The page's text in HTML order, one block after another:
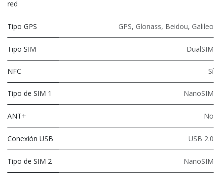
red
Tipo GPS GPS, Glonass, Beidou, Galileo
Tipo SIM DualSIM
NFC Sí
Tipo de SIM 1 NanoSIM
ANT+ No
Conexión USB USB 2.0
Tipo de SIM 2 NanoSIM